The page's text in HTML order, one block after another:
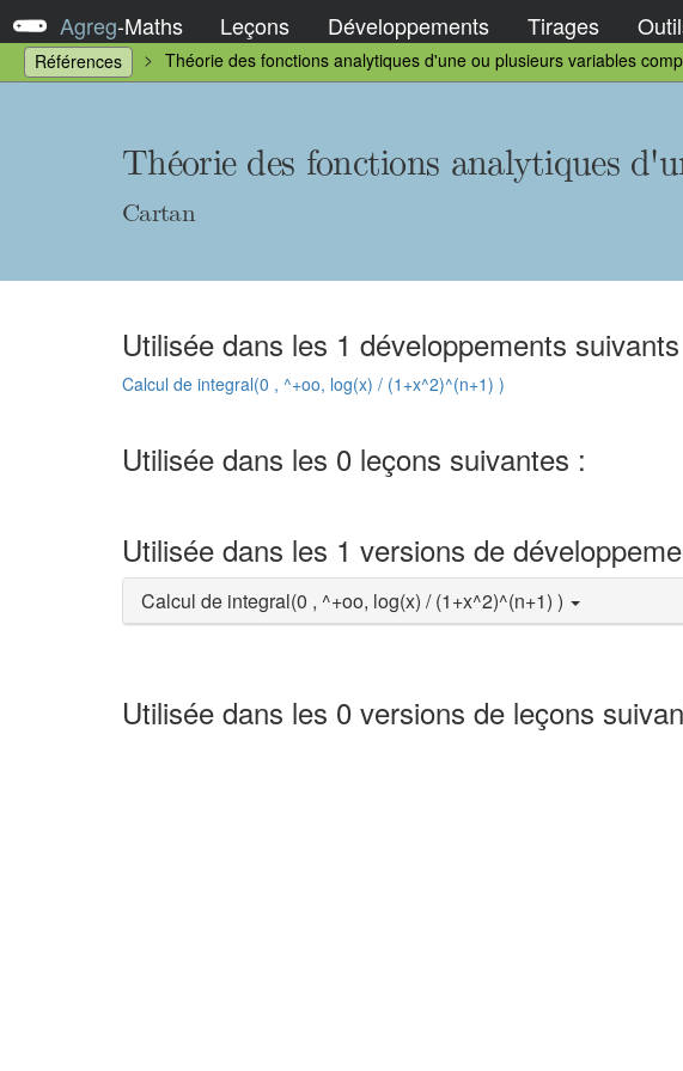
Agreg-Maths Leçons Développements Tirages
Références Théorie des fonctions analytiques d'une ou plusieurs variables
Théorie des fonctions analytiques
Cartan
Utilisée dans les 1 développements
Calcul de integral(0 , ^+oo, log(x) / (1+x^2)^(n+1) )
Utilisée dans les 0 leçons suivantes :
Utilisée dans les 1 versions de
Calcul de integral(0 , ^+oo, log(x) / (1+x^2)^(n+1) )
Utilisée dans les 0 versions de leçons